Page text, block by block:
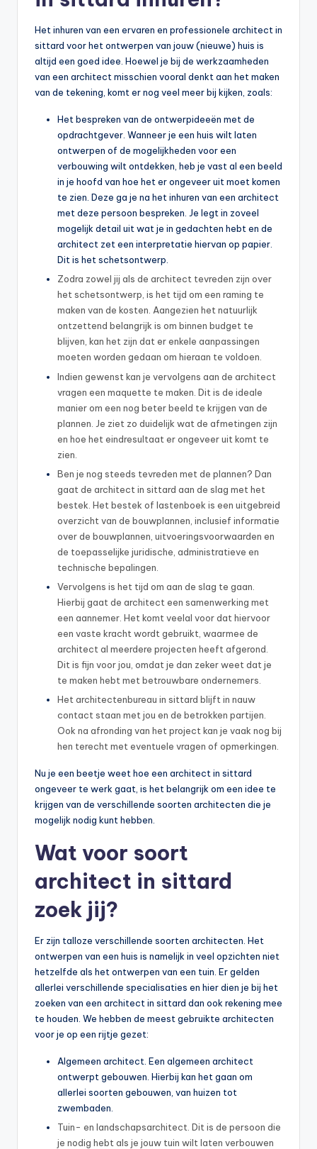
Het inhuren van een ervaren en professionele architect in
sittard voor het ontwerpen van jouw (nieuwe) huis is
altijd een goed idee. Hoewel je bij de werkzaamheden
van een architect misschien vooral denkt aan het maken
van de tekening, komt er nog veel meer bij kijken, zoals:
Het bespreken van de ontwerpideeën met de
opdrachtgever. Wanneer je een huis wilt laten
ontwerpen of de mogelijkheden voor een
verbouwing wilt ontdekken, heb je vast al een beeld
in je hoofd van hoe het er ongeveer uit moet komen
te zien. Deze ga je na het inhuren van een architect
met deze persoon bespreken. Je legt in zoveel
mogelijk detail uit wat je in gedachten hebt en de
architect zet een interpretatie hiervan op papier.
Dit is het schetsontwerp.
Zodra zowel jij als de architect tevreden zijn over
het schetsontwerp, is het tijd om een raming te
maken van de kosten. Aangezien het natuurlijk
ontzettend belangrijk is om binnen budget te
blijven, kan het zijn dat er enkele aanpassingen
moeten worden gedaan om hieraan te voldoen.
Indien gewenst kan je vervolgens aan de architect
vragen een maquette te maken. Dit is de ideale
manier om een nog beter beeld te krijgen van de
plannen. Je ziet zo duidelijk wat de afmetingen zijn
en hoe het eindresultaat er ongeveer uit komt te
zien.
Ben je nog steeds tevreden met de plannen? Dan
gaat de architect in sittard aan de slag met het
bestek. Het bestek of lastenboek is een uitgebreid
overzicht van de bouwplannen, inclusief informatie
over de bouwplannen, uitvoeringsvoorwaarden en
de toepasselijke juridische, administratieve en
technische bepalingen.
Vervolgens is het tijd om aan de slag te gaan.
Hierbij gaat de architect een samenwerking met
een aannemer. Het komt veelal voor dat hiervoor
een vaste kracht wordt gebruikt, waarmee de
architect al meerdere projecten heeft afgerond.
Dit is fijn voor jou, omdat je dan zeker weet dat je
te maken hebt met betrouwbare ondernemers.
Het architectenbureau in sittard blijft in nauw
contact staan met jou en de betrokken partijen.
Ook na afronding van het project kan je vaak nog bij
hen terecht met eventuele vragen of opmerkingen.
Nu je een beetje weet hoe een architect in sittard
ongeveer te werk gaat, is het belangrijk om een idee te
krijgen van de verschillende soorten architecten die je
mogelijk nodig kunt hebben.
Wat voor soort
architect in sittard
zoek jij?
Er zijn talloze verschillende soorten architecten. Het
ontwerpen van een huis is namelijk in veel opzichten niet
hetzelfde als het ontwerpen van een tuin. Er gelden
allerlei verschillende specialisaties en hier dien je bij het
zoeken van een architect in sittard dan ook rekening mee
te houden. We hebben de meest gebruikte architecten
voor je op een rijtje gezet:
Algemeen architect. Een algemeen architect
ontwerpt gebouwen. Hierbij kan het gaan om
allerlei soorten gebouwen, van huizen tot
zwembaden.
Tuin- en landschapsarchitect. Dit is de persoon die
je nodig hebt als je jouw tuin wilt laten verbouwen